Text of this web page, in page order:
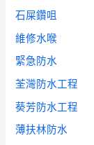
石屎鑽咀
維修水喉
緊急防水
荃灣防水工程
葵芳防水工程
薄扶林防水